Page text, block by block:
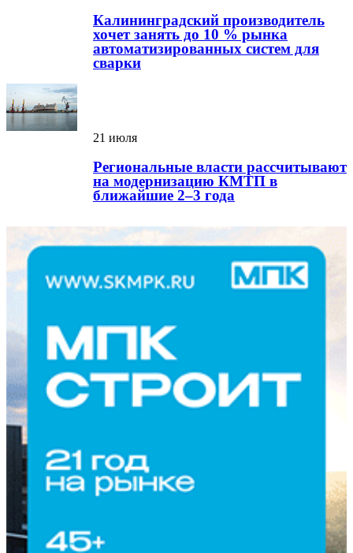
Калининградский производитель
хочет занять до 10 % рынка
автоматизированных систем для
сварки
21 июля
Региональные власти рассчитывают
на модернизацию КМТП в
ближайшие 2–3 года